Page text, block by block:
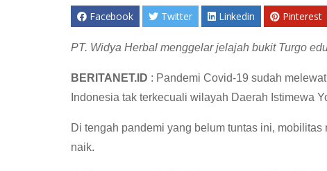
Facebook Twitter Linkedin Pinterest
PT. Widya Herbal menggelar jelajah bukit Turgo
BERITANET.ID : Pandemi Covid-19 sudah
Indonesia tak terkecuali wilayah Daerah Istimewa
Di tengah pandemi yang belum tuntas ini,
naik.